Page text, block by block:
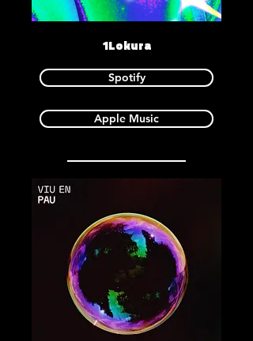
1Lokura
Spotify
Apple Music